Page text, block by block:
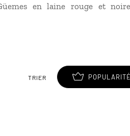
en laine rouge et
TRIER POPULARITÉ